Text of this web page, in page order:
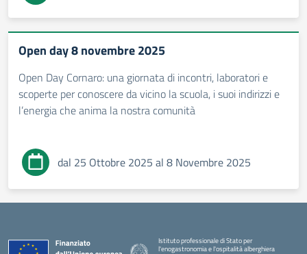
Open day 8 novembre 2025
Open Day Cornaro: una giornata di incontri, laboratori e
scoperte per conoscere da vicino la scuola, i suoi indirizzi e
l’energia che anima la nostra comunità
dal 25 Ottobre 2025 al 8 Novembre 2025
Istituto professionale di Stato per
l'enogastronomia e l'ospitalità alberghiera